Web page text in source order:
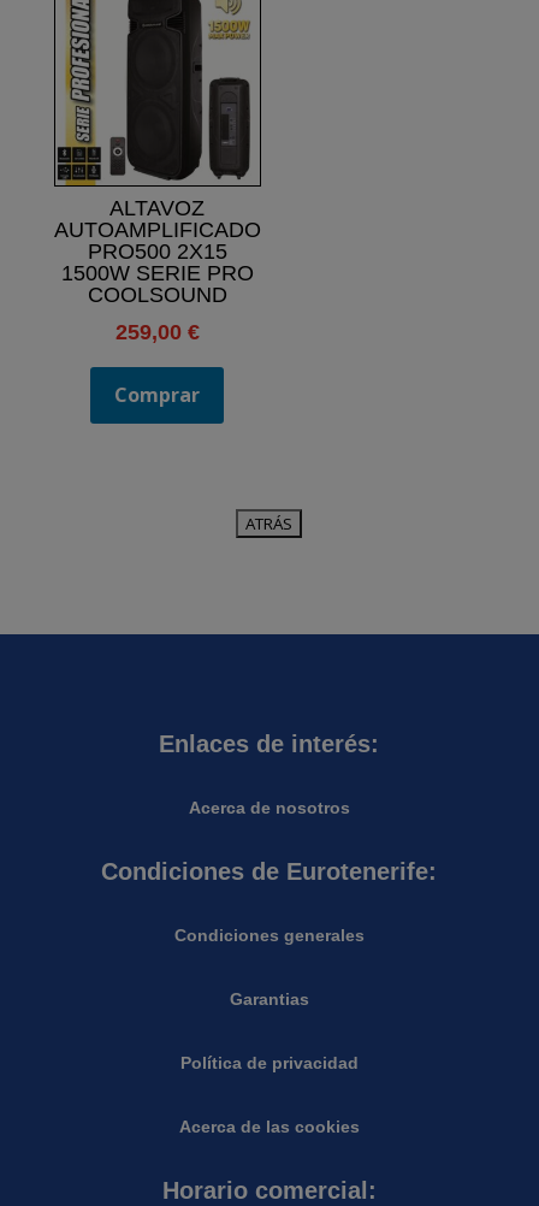
ALTAVOZ
AUTOAMPLIFICADO
PRO500 2X15
1500W SERIE PRO
COOLSOUND
259,00 €
Comprar
Enlaces de interés:
Acerca de nosotros
Condiciones de Eurotenerife:
Condiciones generales
Garantias
Política de privacidad
Acerca de las cookies
Horario comercial: